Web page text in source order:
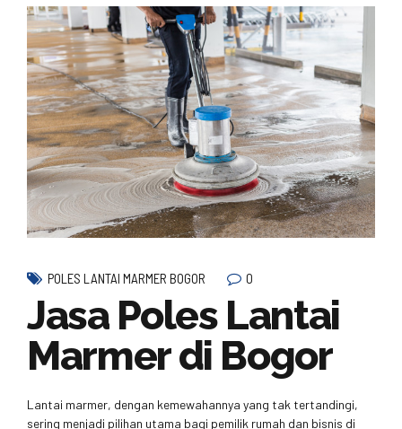
POLES LANTAI MARMER BOGOR 0
Jasa Poles Lantai
Marmer di Bogor
Lantai marmer, dengan kemewahannya yang tak tertandingi,
sering menjadi pilihan utama bagi pemilik rumah dan bisnis di